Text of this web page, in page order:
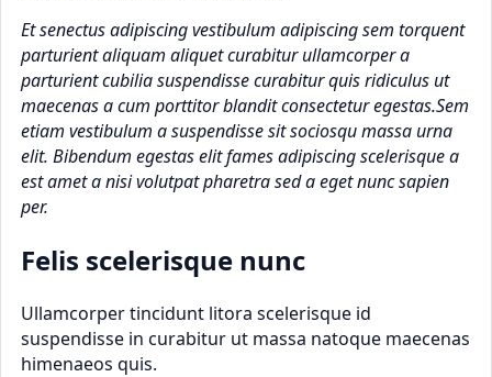
Et senectus adipiscing vestibulum adipiscing sem torquent
parturient aliquam aliquet curabitur ullamcorper a
parturient cubilia suspendisse curabitur quis ridiculus ut
maecenas a cum porttitor blandit consectetur egestas.Sem
etiam vestibulum a suspendisse sit sociosqu massa urna
elit. Bibendum egestas elit fames adipiscing scelerisque a
est amet a nisi volutpat pharetra sed a eget nunc sapien
per.
Felis scelerisque nunc
Ullamcorper tincidunt litora scelerisque id
suspendisse in curabitur ut massa natoque maecenas
himenaeos quis.